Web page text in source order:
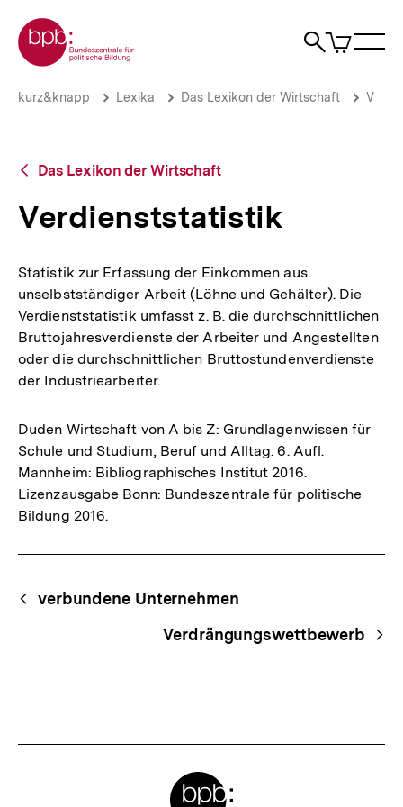
zum
Seiteninhalt
springen
Zur Startseite der bpb
Suche
Artikel
im
Verdienststatistik
Brotkrümelnavigation
Pfadnavigation
kurz&knapp Lexika Das Lexikon der Wirtschaft V
Zurück
Übersicht
Das Lexikon der Wirtschaft
Verdienststatistik
Statistik zur Erfassung der Einkommen aus
unselbstständiger Arbeit (Löhne und Gehälter). Die
Verdienststatistik umfasst z. B. die durchschnittlichen
Bruttojahresverdienste der Arbeiter und Angestellten
oder die durchschnittlichen Bruttostundenverdienste
der Industriearbeiter.
Duden Wirtschaft von A bis Z: Grundlagenwissen für
Schule und Studium, Beruf und Alltag. 6. Aufl.
Mannheim: Bibliographisches Institut 2016.
Lizenzausgabe Bonn: Bundeszentrale für politische
Bildung 2016.
Begriffsnavigation
Content-
Navigation
verbundene Unternehmen
Verdrängungswettbewerb